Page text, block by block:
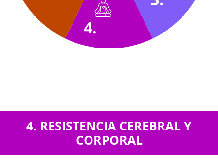
4. RESISTENCIA CEREBRAL Y
CORPORAL